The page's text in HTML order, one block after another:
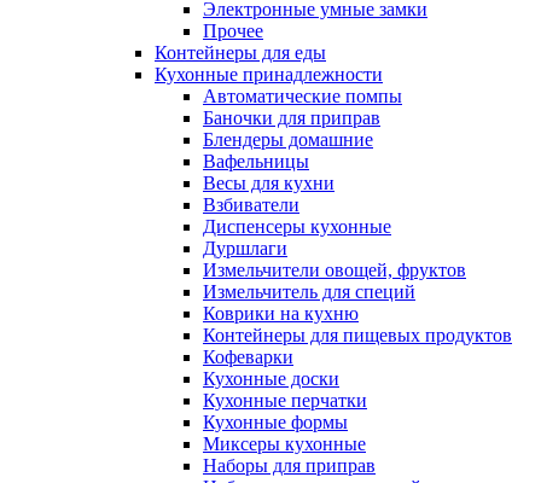
Электронные умные замки
Прочее
Контейнеры для еды
Кухонные принадлежности
Автоматические помпы
Баночки для приправ
Блендеры домашние
Вафельницы
Весы для кухни
Взбиватели
Диспенсеры кухонные
Дуршлаги
Измельчители овощей, фруктов
Измельчитель для специй
Коврики на кухню
Контейнеры для пищевых продуктов
Кофеварки
Кухонные доски
Кухонные перчатки
Кухонные формы
Миксеры кухонные
Наборы для приправ